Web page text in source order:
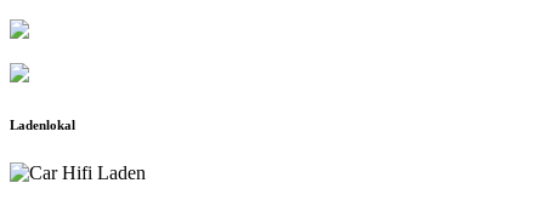
Ladenlokal